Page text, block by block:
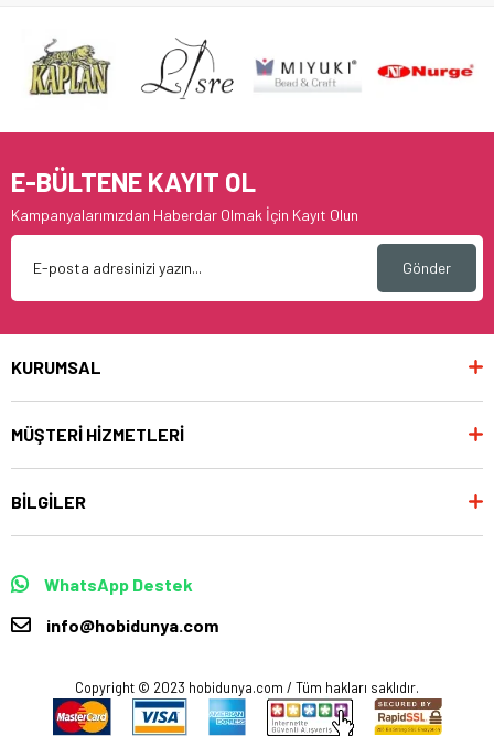
E-BÜLTENE KAYIT OL
Kampanyalarımızdan Haberdar Olmak İçin Kayıt Olun
Gönder
KURUMSAL
MÜŞTERİ HİZMETLERİ
BİLGİLER
WhatsApp Destek
info@hobidunya.com
Copyright © 2023 hobidunya.com / Tüm hakları saklıdır.